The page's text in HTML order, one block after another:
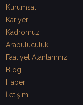
Kurumsal
Kariyer
Kadromuz
Arabuluculuk
Faaliyet Alanlarımız
Blog
Haber
İletişim